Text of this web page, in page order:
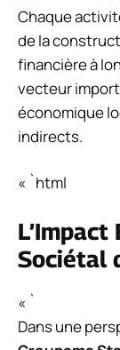
Chaque
de la
financière à
vecteur
économique
indirects.
« `html
Sociétal
« `
Dans une